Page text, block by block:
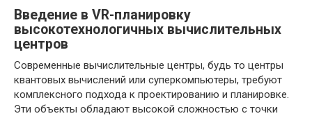
Введение в VR-планировку
высокотехнологичных вычислительных
центров
Современные вычислительные центры, будь то центры
квантовых вычислений или суперкомпьютеры, требуют
комплексного подхода к проектированию и планировке.
Эти объекты обладают высокой сложностью с точки